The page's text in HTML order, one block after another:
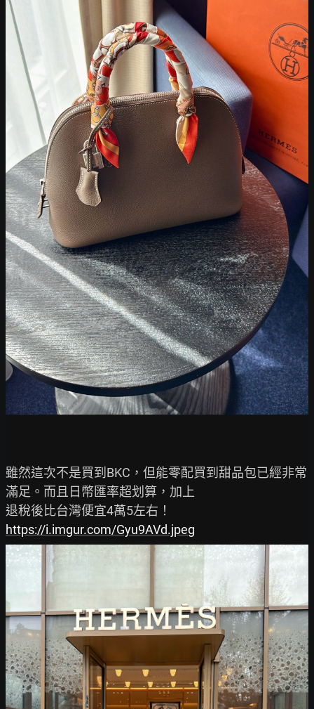
雖然這次不是買到BKC，但能零配買到甜品包已經非常
滿足。而且日幣匯率超划算，加上
https://i.imgur.com/Gyu9AVd.jpeg